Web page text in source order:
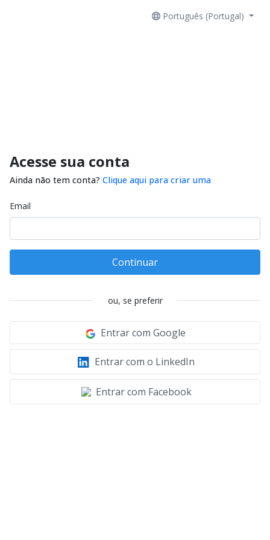
Português (Portugal)
Acesse sua conta
Ainda não tem conta? Clique aqui para criar uma
Email
Continuar
ou, se preferir
Entrar com Google
Entrar com o LinkedIn
Entrar com Facebook